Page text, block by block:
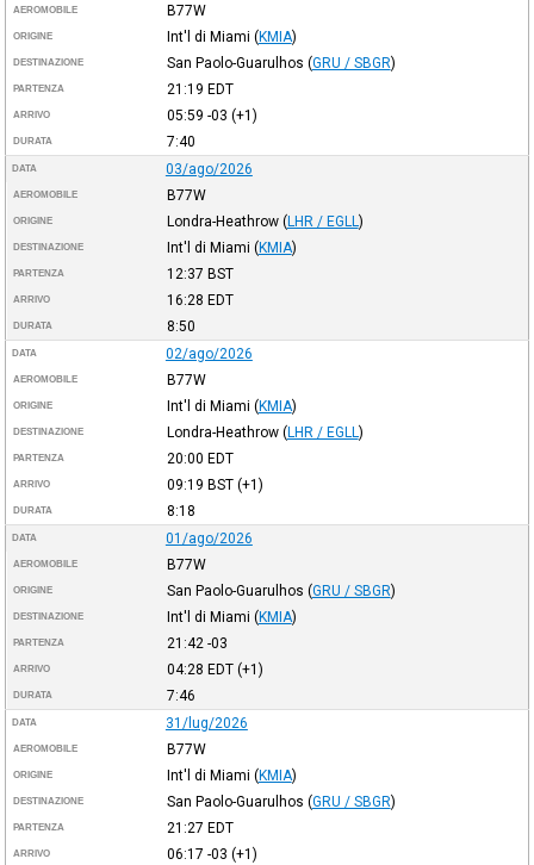
AEROMOBILE B77W
ORIGINE Int'l di Miami (KMIA)
DESTINAZIONE San Paolo-Guarulhos (GRU / SBGR)
PARTENZA 21:19 EDT
ARRIVO 05:59 -03 (+1)
DURATA 7:40
DATA 03/ago/2026
AEROMOBILE B77W
ORIGINE Londra-Heathrow (LHR / EGLL )
DESTINAZIONE Int'l di Miami (KMIA)
PARTENZA 12:37 BST
ARRIVO 16:28 EDT
DURATA 8:50
DATA 02/ago/2026
AEROMOBILE B77W
ORIGINE Int'l di Miami (KMIA)
DESTINAZIONE Londra-Heathrow (LHR / EGLL )
PARTENZA 20:00 EDT
ARRIVO 09:19 BST(+1)
DURATA 8:18
DATA 01/ago/2026
AEROMOBILE B77W
ORIGINE San Paolo-Guarulhos (GRU / SBGR)
DESTINAZIONE Int'l di Miami (KMIA)
PARTENZA 21:42 -03
ARRIVO 04:28 EDT(+1)
DURATA 7:46
DATA 31/lug/2026
AEROMOBILE B77W
ORIGINE Int'l di Miami (KMIA)
DESTINAZIONE San Paolo-Guarulhos (GRU / SBGR)
PARTENZA 21:27 EDT
ARRIVO 06:17 -03 (+1)